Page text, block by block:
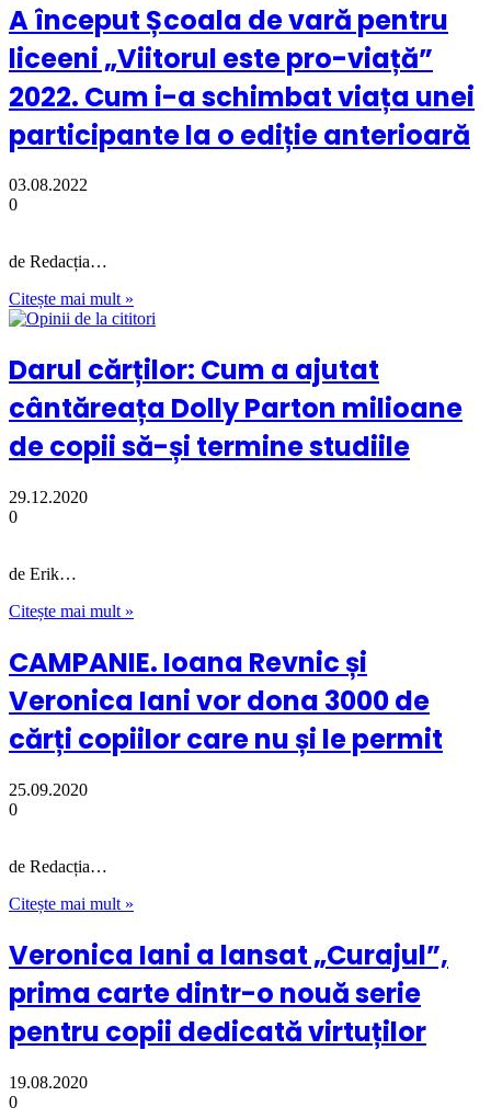
A început Școala de vară pentru
liceeni „Viitorul este pro-viață”
2022. Cum i-a schimbat viața unei
participante la o ediție anterioară
03.08.2022
0
de Redacția…
Citește mai mult »
Darul cărților: Cum a ajutat
cântăreața Dolly Parton milioane
de copii să-și termine studiile
29.12.2020
0
de Erik…
Citește mai mult »
CAMPANIE. Ioana Revnic și
Veronica Iani vor dona 3000 de
cărți copiilor care nu și le permit
25.09.2020
0
de Redacția…
Citește mai mult »
Veronica Iani a lansat „Curajul”,
prima carte dintr-o nouă serie
pentru copii dedicată virtuților
19.08.2020
0